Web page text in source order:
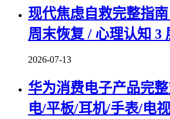
现代焦虑自救完整指
周末恢复 / 心理认知 3
2026-07-13
华为消费电子产品完
电/平板/耳机/手表/电